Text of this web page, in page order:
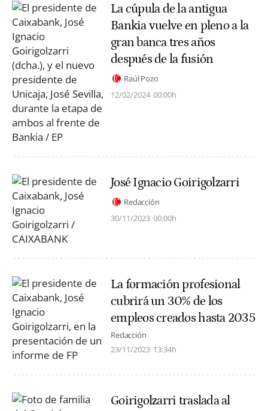
La cúpula de la antigua
Bankia vuelve en pleno a la
gran banca tres años
después de la fusión
Raúl Pozo
12/02/2024 00:00h
José Ignacio Goirigolzarri
Redacción
30/11/2023 00:00h
La formación profesional
cubrirá un 30% de los
empleos creados hasta 2035
Redacción
23/11/2023 13:34h
Goirigolzarri traslada al